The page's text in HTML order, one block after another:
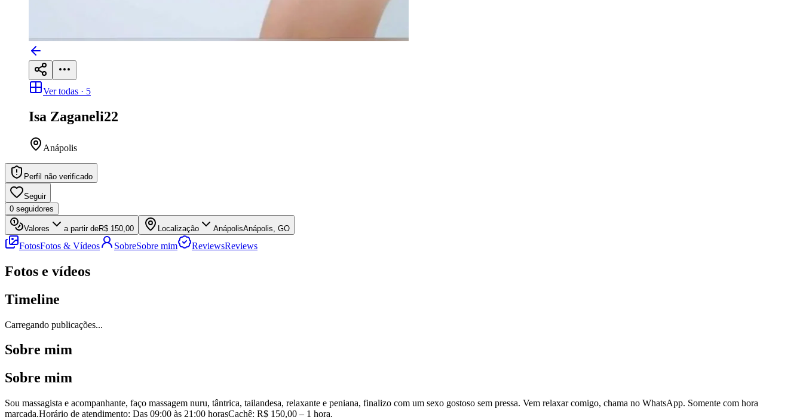
Ver todas · 5
Isa Zaganeli22
Anápolis
Perfil não verificado
Seguir
0 seguidores
Valores a partir deR$ 150,00 Localização AnápolisAnápolis, GO
FotosFotos & Vídeos SobreSobre mim ReviewsReviews
Fotos e vídeos
Timeline
Carregando publicações...
Sobre mim
Sobre mim
Sou massagista e acompanhante, faço massagem nuru, tântrica, tailandesa, relaxante e peniana, finalizo com um sexo gostoso sem pressa. Vem relaxar comigo, chama no WhatsApp. Somente com hora
marcada.Horário de atendimento: Das 09:00 às 21:00 horasCachê: R$ 150,00 – 1 hora.